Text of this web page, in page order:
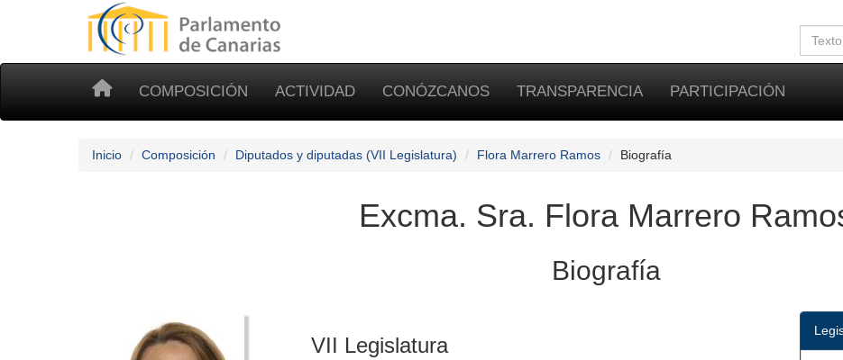
COMPOSICIÓN ACTIVIDAD CONÓZCANOS TRANSPARENCIA PARTICIPACIÓN
Inicio Composición Diputados y diputadas (VII Legislatura) Flora Marrero Ramos Biografía
Excma. Sra. Flora Marrero
Biografía
VII Legislatura